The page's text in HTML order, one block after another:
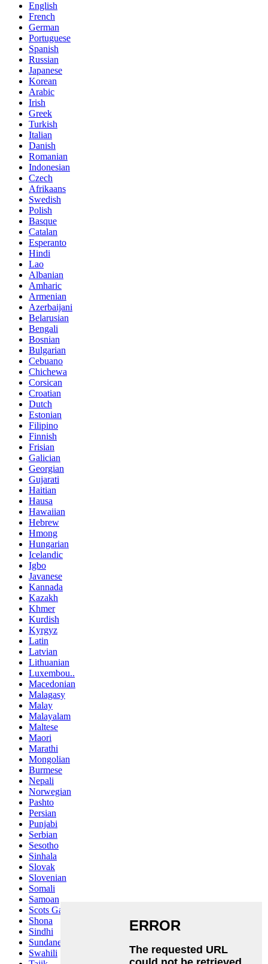
English
French
German
Portuguese
Spanish
Russian
Japanese
Korean
Arabic
Irish
Greek
Turkish
Italian
Danish
Romanian
Indonesian
Czech
Afrikaans
Swedish
Polish
Basque
Catalan
Esperanto
Hindi
Lao
Albanian
Amharic
Armenian
Azerbaijani
Belarusian
Bengali
Bosnian
Bulgarian
Cebuano
Chichewa
Corsican
Croatian
Dutch
Estonian
Filipino
Finnish
Frisian
Galician
Georgian
Gujarati
Haitian
Hausa
Hawaiian
Hebrew
Hmong
Hungarian
Icelandic
Igbo
Javanese
Kannada
Kazakh
Khmer
Kurdish
Kyrgyz
Latin
Latvian
Lithuanian
Luxembou..
Macedonian
Malagasy
Malay
Malayalam
Maltese
Maori
Marathi
Mongolian
Burmese
Nepali
Norwegian
Pashto
Persian
Punjabi
Serbian
Sesotho
Sinhala
Slovak
Slovenian
Somali
Samoan
Scots Gaelic
Shona
Sindhi
Sundanese
Swahili